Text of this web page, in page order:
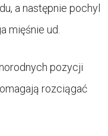
a następnie pochyl
mięśnie ud.
pozycji
rozciągać